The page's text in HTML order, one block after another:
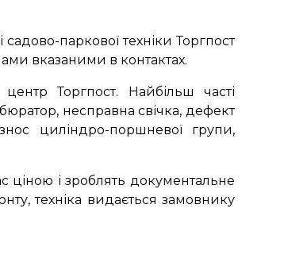
паркової техніки Торгпост
вказаними в контактах.
Торгпост. Найбільш часті
несправна свічка, дефект
циліндро-поршневої групи,
ціною і зроблять документальне
техніка видається замовнику